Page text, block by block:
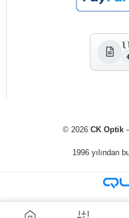
© 2026 CK Optik—
1996 yılından